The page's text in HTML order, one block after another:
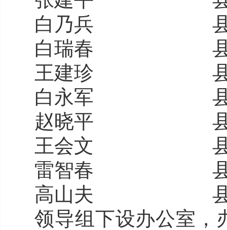
白乃兵
白瑞春
王建珍
白永军
赵晓平
王会文
雷智春
高山夫
领导组下设办公室，